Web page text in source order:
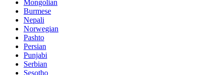
Mongolian
Burmese
Nepali
Norwegian
Pashto
Persian
Punjabi
Serbian
Sesotho